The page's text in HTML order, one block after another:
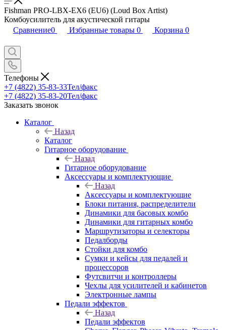
Fishman PRO-LBX-EX6 (EU6) (Loud Box Artist)
Комбоусилитель для акустической гитары
Сравнение0 Избранные товары 0 Корзина 0
Телефоны
+7 (4822) 35-83-33Тел/факс
+7 (4822) 35-83-20Тел/факс
Заказать звонок
Каталог
Назад
Каталог
Гитарное оборудование
Назад
Гитарное оборудование
Аксессуары и комплектующие
Назад
Аксессуары и комплектующие
Блоки питания, распределители
Динамики для басовых комбо
Динамики для гитарных комбо
Маршрутизаторы и селекторы
Педалборды
Стойки для комбо
Сумки и кейсы для педалей и
процессоров
Футсвитчи и контроллеры
Чехлы для усилителей и кабинетов
Электронные лампы
Педали эффектов
Назад
Педали эффектов